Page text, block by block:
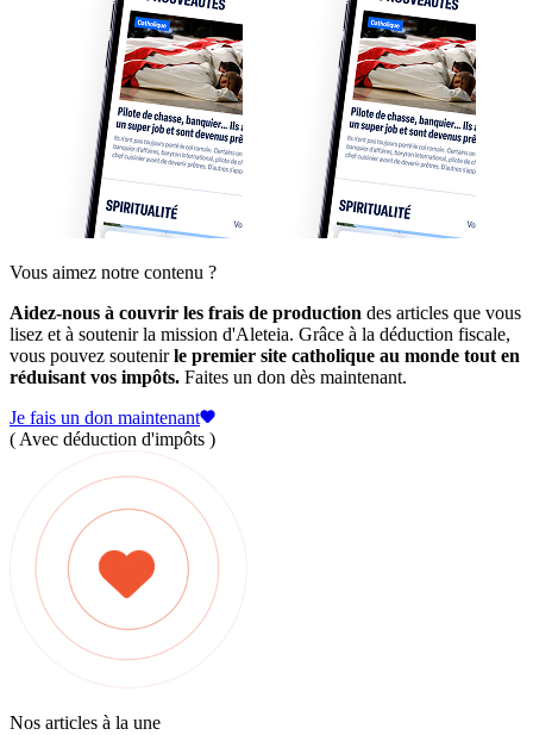
Vous aimez notre contenu ?
Aidez-nous à couvrir les frais de production des articles que vous
lisez et à soutenir la mission d'Aleteia. Grâce à la déduction fiscale,
vous pouvez soutenirle premier site catholique au monde tout en
réduisant vos impôts. Faites un don dès maintenant.
Je fais un don maintenant
( Avec déduction d'impôts )
Nos articles à la une